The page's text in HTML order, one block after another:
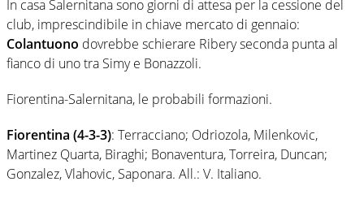
In casa Salernitana sono giorni di attesa per la cessione del
club, imprescindibile in chiave mercato di gennaio:
Colantuono dovrebbe schierare Ribery seconda punta al
fianco di uno tra Simy e Bonazzoli.
Fiorentina-Salernitana, le probabili formazioni.
Fiorentina (4-3-3): Terracciano; Odriozola, Milenkovic,
Martinez Quarta, Biraghi; Bonaventura, Torreira, Duncan;
Gonzalez, Vlahovic, Saponara. All.: V. Italiano.